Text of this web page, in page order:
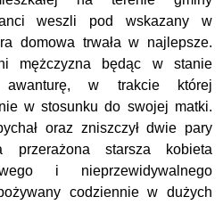
weszli pod wskazany w
domowa trwała w najlepsze.
mężczyzna będąc w stanie
awanturę, w trakcie której
w stosunku do swojej matki.
oraz zniszczył dwie pary
przerażona starsza kobieta
i nieprzewidywalnego
codziennie w dużych